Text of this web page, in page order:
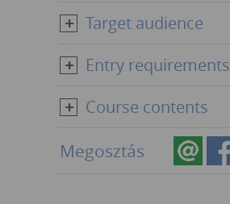
Target audience
Entry requirements
Course contents
Megosztás